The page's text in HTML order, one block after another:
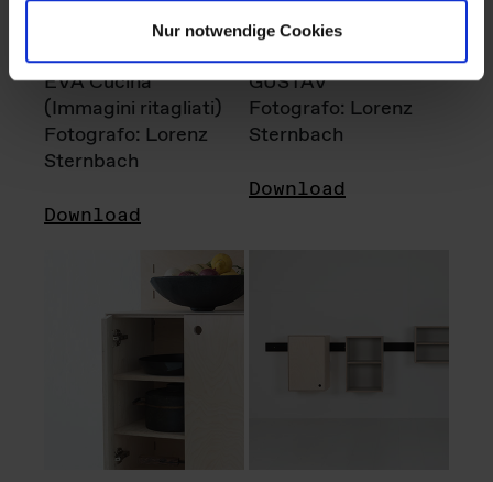
Nur notwendige Cookies
EVA Cucina
(Immagini ritagliati)
Fotografo: Lorenz
Sternbach
Download
GUSTAV
Fotografo: Lorenz
Sternbach
Download